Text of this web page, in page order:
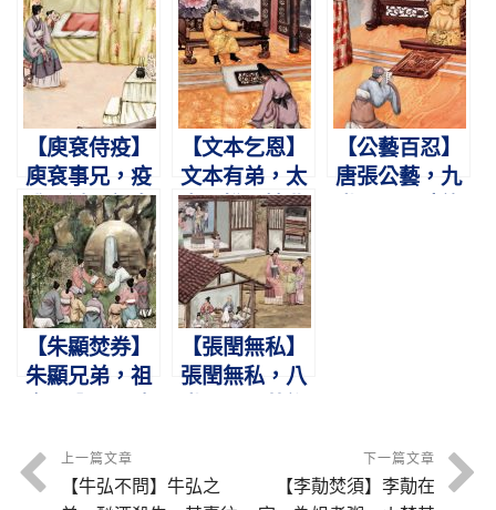
酒殺牛。其妻
往訴，不問不
尤。
田真歎荊｜蔡
禮旭老師講故
事
酖舍生。感母
悔悟，九代公
卿。
【庾袞侍疫】
庾袞事兄，疫
盛不避。親自
扶持，晝夜不
寐。
【文本乞恩】
文本有弟，太
宗不悅。婉曲
陳情，泣下嗚
咽。
【公藝百忍】
唐張公藝，九
【朱顯焚券】
朱顯兄弟，祖
焚。
【張閏無私】
張閏無私，八
上一篇文章
【牛弘不問】牛弘之
下一篇文章
【李勣焚須】李勣在